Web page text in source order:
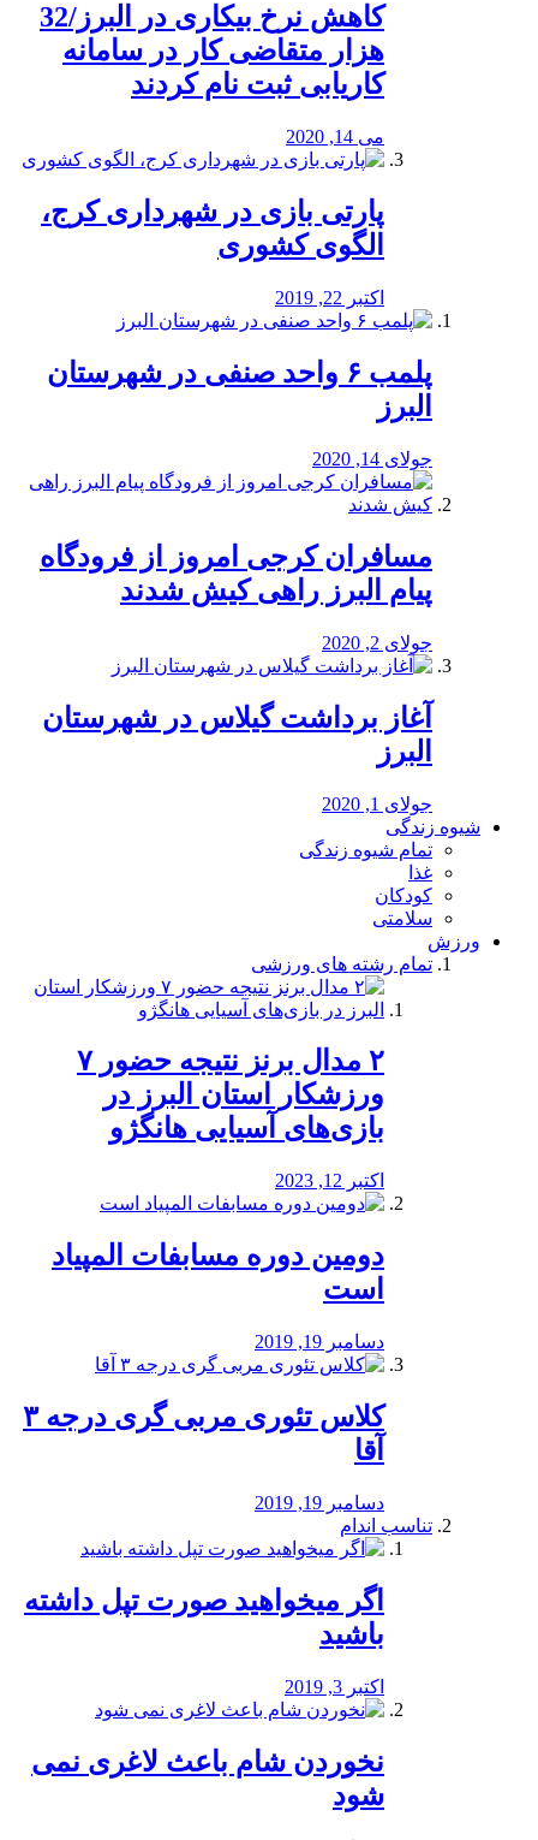
کاهش نرخ بیکاری در البرز/32
هزار متقاضی کار در سامانه
کاریابی ثبت نام کردند
می 14, 2020
پارتی بازی در شهرداری کرج،
الگوی کشوری
اکتبر 22, 2019
پلمب ۶ واحد صنفی در شهرستان
البرز
جولای 14, 2020
مسافران کرجی امروز از فرودگاه
پیام البرز راهی کیش شدند
جولای 2, 2020
آغاز برداشت گیلاس در شهرستان
البرز
جولای 1, 2020
شیوه زندگی
تمام شیوه زندگی
غذا
کودکان
سلامتی
ورزش
تمام رشته های ورزشی
۲ مدال برنز نتیجه حضور ۷
ورزشکار استان البرز در
بازی‌های آسیایی هانگژو
اکتبر 12, 2023
دومین دوره مسابفات المپیاد
است
دسامبر 19, 2019
کلاس تئوری مربی گری درجه ۳
آقا
دسامبر 19, 2019
تناسب اندام
اگر میخواهید صورت تپل داشته
باشید
اکتبر 3, 2019
نخوردن شام باعث لاغری نمی
‌شود